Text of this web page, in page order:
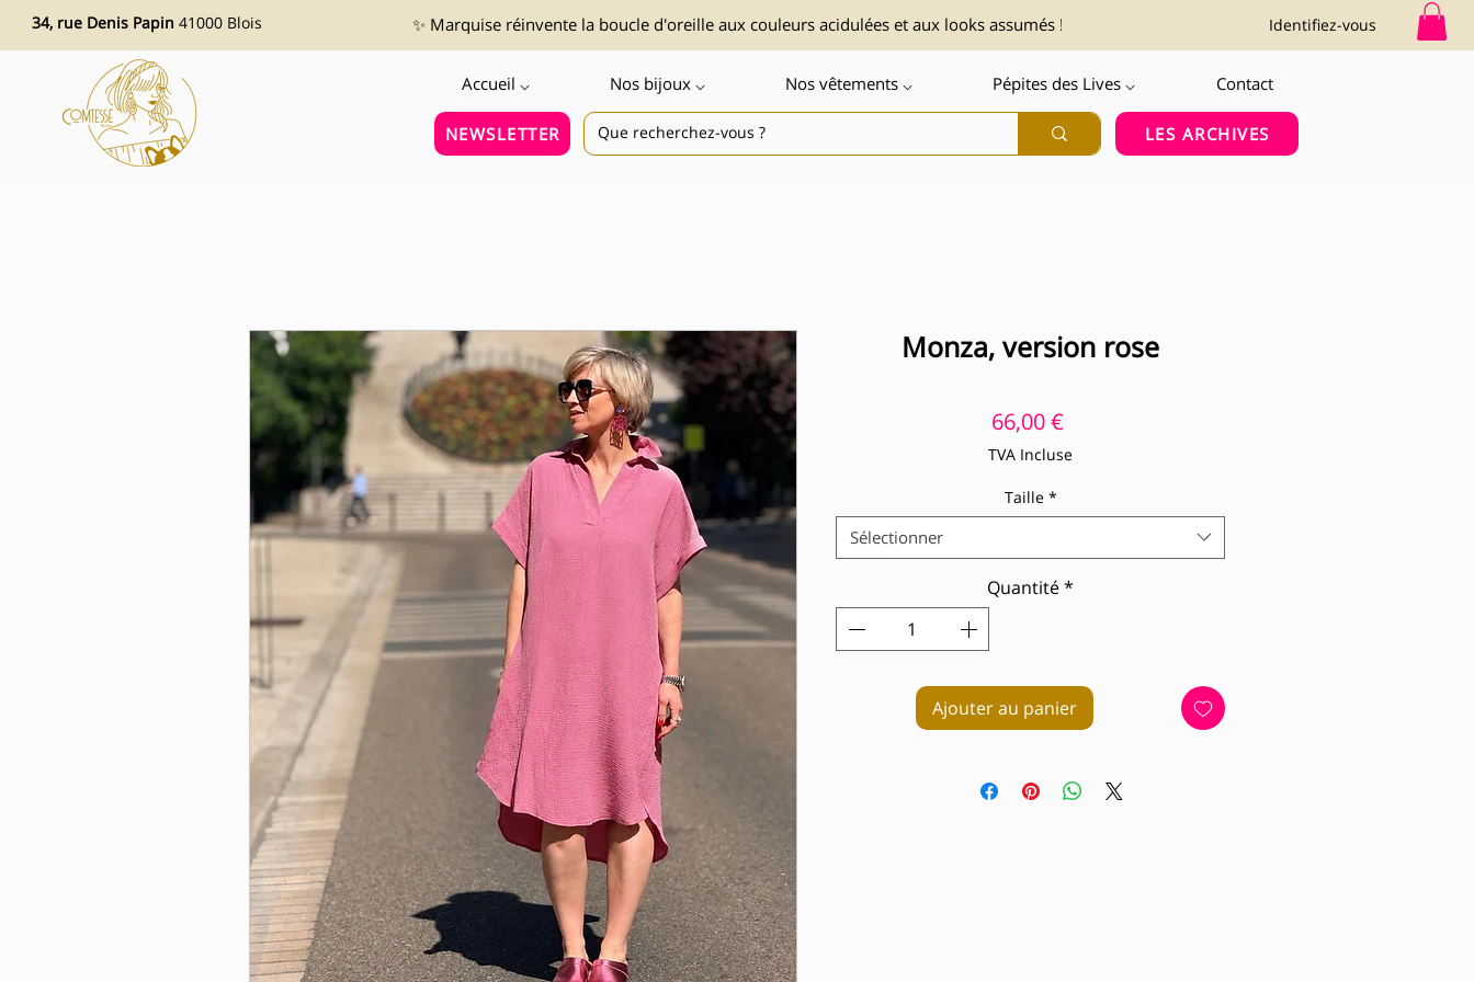
34, rue Denis Papin 41000 Blois ✨ Marquise réinvente la boucle d'oreille aux couleurs acidulées et aux looks assumés ! Identifiez-vous
Accueil ⌵ Nos bijoux ⌵ Nos vêtements ⌵ Pépites des Lives ⌵ Contact
NEWSLETTER LES ARCHIVES
Monza, version rose
66,00 €Prix
TVA Incluse
Taille *
Sélectionner
Quantité*
Ajouter au panier